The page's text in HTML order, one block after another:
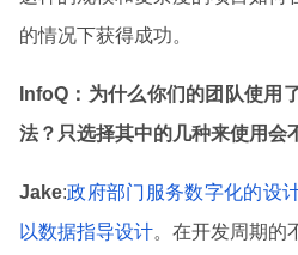
的情况下获得成功。
InfoQ ：为什么你们的团队使用
法？只选择其中的几种来使用会
Jake:政府部门服务数字化的设
以数据指导设计。在开发周期的